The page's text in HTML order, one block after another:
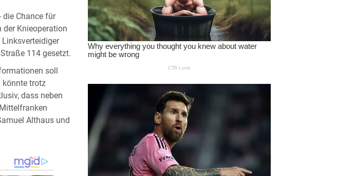
die Chance für
der Knieoperation
114 gesetzt.
soll
könnte trotz
dass neben
Althaus und